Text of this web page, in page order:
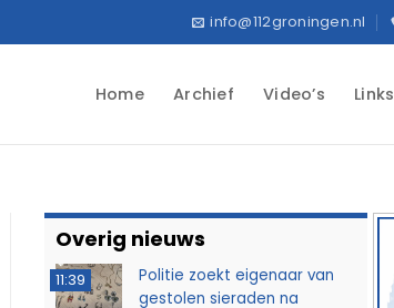
info@112groningen.nl
Home Archief Video’s Links
Overig nieuws
11:39
Politie zoekt eigenaar van
gestolen sieraden na